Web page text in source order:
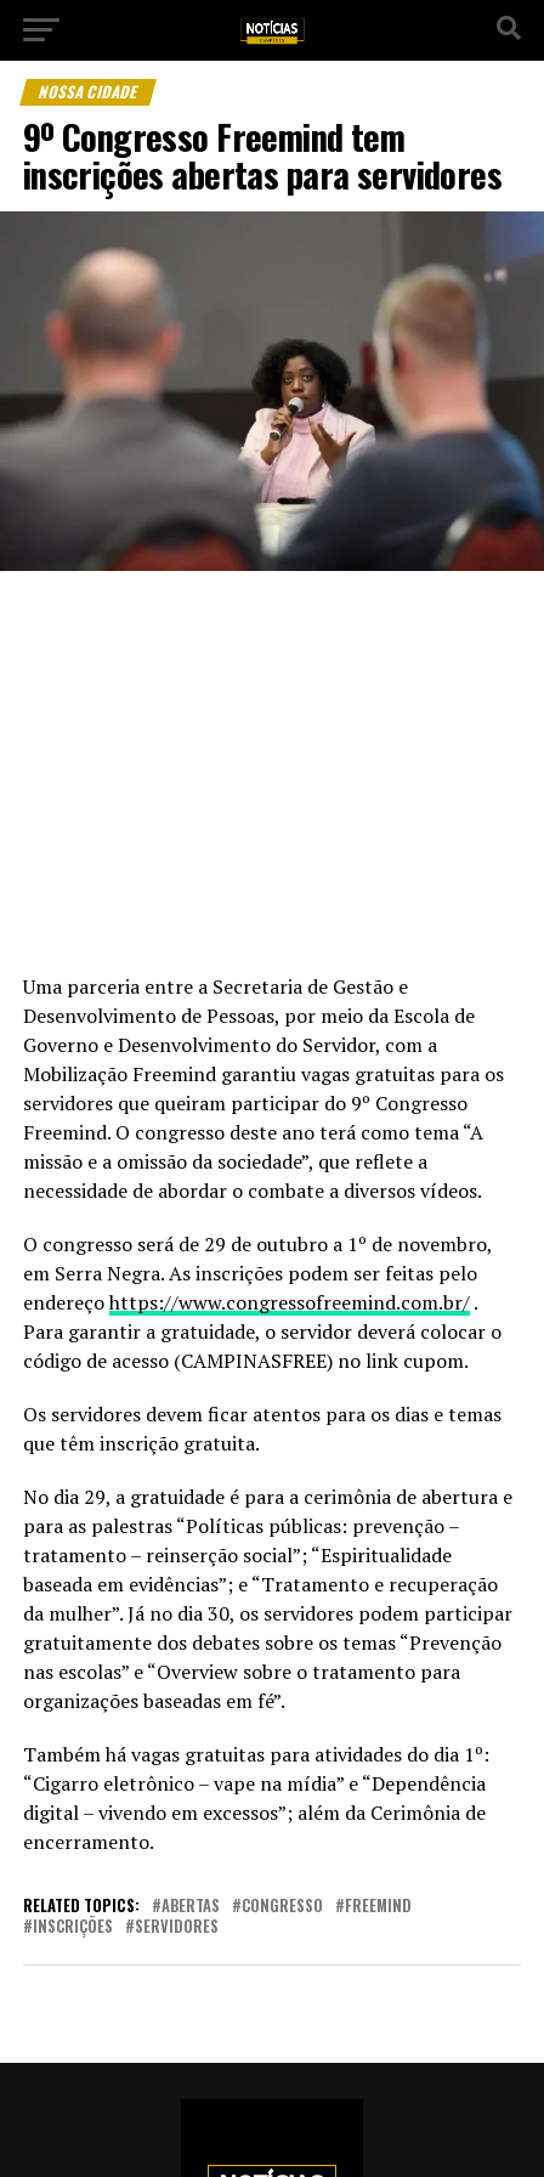
NOSSA CIDADE
9º Congresso Freemind tem
inscrições abertas para servidores
Uma parceria entre a Secretaria de Gestão e
Desenvolvimento de Pessoas, por meio da Escola de
Governo e Desenvolvimento do Servidor, com a
Mobilização Freemind garantiu vagas gratuitas para os
servidores que queiram participar do 9º Congresso
Freemind. O congresso deste ano terá como tema “A
missão e a omissão da sociedade”, que reflete a
necessidade de abordar o combate a diversos vídeos.
O congresso será de 29 de outubro a 1º de novembro,
em Serra Negra. As inscrições podem ser feitas pelo
endereçohttps://www.congressofreemind.com.br/.
Para garantir a gratuidade, o servidor deverá colocar o
código de acesso (CAMPINASFREE) no link cupom.
Os servidores devem ficar atentos para os dias e temas
que têm inscrição gratuita.
No dia 29, a gratuidade é para a cerimônia de abertura e
para as palestras “Políticas públicas: prevenção –
tratamento – reinserção social”; “Espiritualidade
baseada em evidências”; e “Tratamento e recuperação
da mulher”. Já no dia 30, os servidores podem participar
gratuitamente dos debates sobre os temas “Prevenção
nas escolas” e “Overview sobre o tratamento para
organizações baseadas em fé”.
Também há vagas gratuitas para atividades do dia 1º:
“Cigarro eletrônico – vape na mídia” e “Dependência
digital – vivendo em excessos”; além da Cerimônia de
encerramento.
RELATED TOPICS: ABERTAS CONGRESSO
FREEMIND
INSCRIÇÕES
SERVIDORES